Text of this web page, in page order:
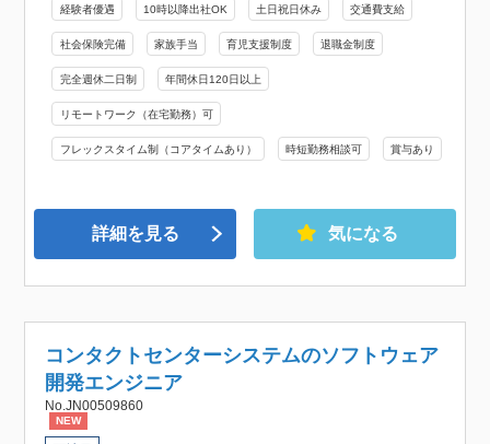
経験者優遇 10時以降出社OK 土日祝日休み 交通費支給
社会保険完備 家族手当 育児支援制度 退職金制度
完全週休二日制 年間休日120日以上
リモートワーク（在宅勤務）可
フレックスタイム制（コアタイムあり） 時短勤務相談可 賞与あり
詳細を見る 気になる
コンタクトセンターシステムのソフトウェア
開発エンジニア
No.JN00509860
NEW